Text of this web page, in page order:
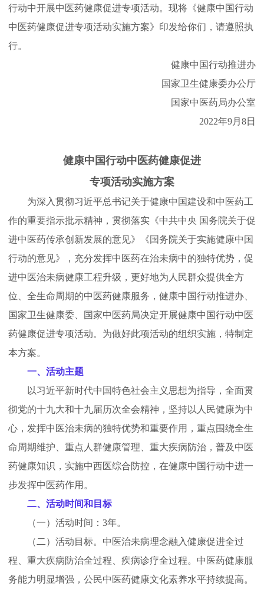
行动中开展中医药健康促进专项活动。现将《健康中国行动
中医药健康促进专项活动实施方案》印发给你们，请遵照执
行。
健康中国行动推进办
国家卫生健康委办公厅
国家中医药局办公室
2022年9月8日
健康中国行动中医药健康促进
专项活动实施方案
为深入贯彻习近平总书记关于健康中国建设和中医药工
作的重要指示批示精神，贯彻落实《中共中央 国务院关于促
进中医药传承创新发展的意见》《国务院关于实施健康中国
行动的意见》，充分发挥中医药在治未病中的独特优势，促
进中医治未病健康工程升级，更好地为人民群众提供全方
位、全生命周期的中医药健康服务，健康中国行动推进办、
国家卫生健康委、国家中医药局决定开展健康中国行动中医
药健康促进专项活动。为做好此项活动的组织实施，特制定
本方案。
一、活动主题
以习近平新时代中国特色社会主义思想为指导，全面贯
彻党的十九大和十九届历次全会精神，坚持以人民健康为中
心，发挥中医治未病的独特优势和重要作用，重点围绕全生
命周期维护、重点人群健康管理、重大疾病防治，普及中医
药健康知识，实施中西医综合防控，在健康中国行动中进一
步发挥中医药作用。
二、活动时间和目标
（一）活动时间：3年。
（二）活动目标。中医治未病理念融入健康促进全过
程、重大疾病防治全过程、疾病诊疗全过程。中医药健康服
务能力明显增强，公民中医药健康文化素养水平持续提高。